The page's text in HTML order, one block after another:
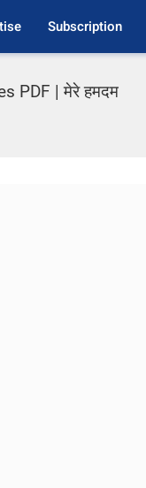
Subscription
PDF | मेरे हमदम